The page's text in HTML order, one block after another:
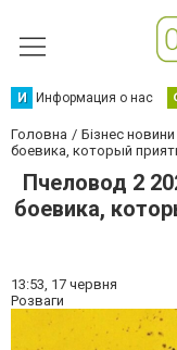
И Информация о нас
Головна Бізнес новини
боевика, который
Пчеловод 2
боевика,
13:53, 17 червня
Розваги